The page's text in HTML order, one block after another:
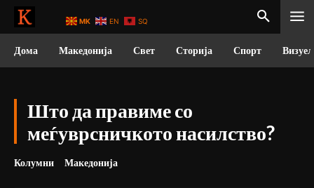
Дома Македонија Свет Сторија Спорт
Што да правиме со
меѓуврсничкото насилство?
Колумни Македонија
MK EN SQ